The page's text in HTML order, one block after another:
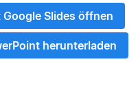
Google Slides öffnen
herunterladen